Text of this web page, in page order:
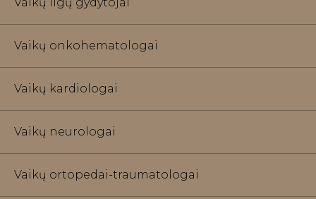
Vaikų onkohematologai
Vaikų kardiologai
Vaikų neurologai
Vaikų ortopedai-traumatologai